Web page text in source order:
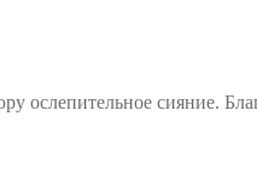
сияние.